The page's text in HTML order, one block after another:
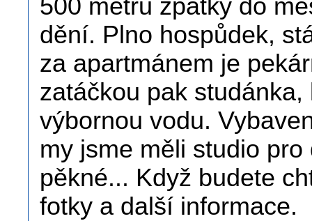
500 metrů zpátky do
dění. Plno hospůdek,
za apartmánem je
zatáčkou pak
výbornou vodu.
my jsme měli studio
pěkné... Když budete
fotky a další informace.